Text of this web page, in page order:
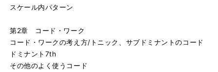
スケール内パターン
第2章 コード・ワーク
コード・ワークの考え方/トニック、サブドミナントのコード
ドミナント7th
その他のよく使うコード